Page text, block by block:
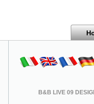
B&B LIVE 09